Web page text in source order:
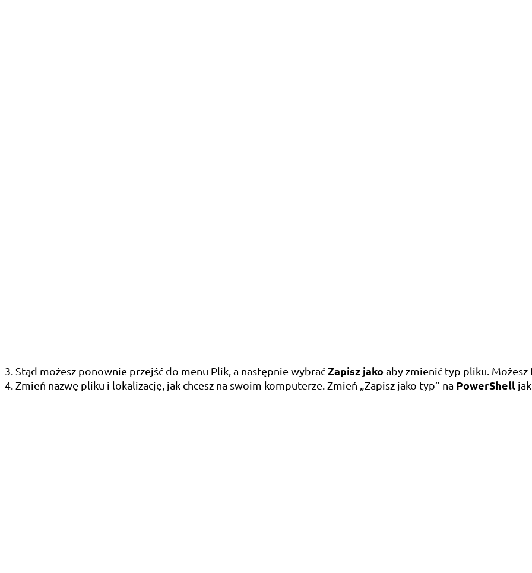
3. Stąd możesz ponownie przejść do menu Plik, a następnie wybraćZapisz jako aby zmienić typ pliku.
4. Zmień nazwę pliku i lokalizację, jak chcesz na swoim komputerze. Zmień „Zapisz jako typ” na PowerShell